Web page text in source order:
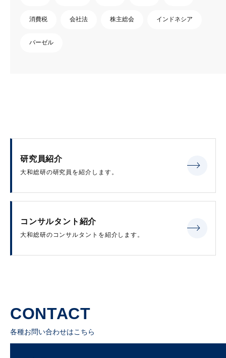
消費税 会社法 株主総会 インドネシア
バーゼル
研究員紹介
大和総研の研究員を紹介します。
コンサルタント紹介
大和総研のコンサルタントを紹介します。
CONTACT
各種お問い合わせはこちら